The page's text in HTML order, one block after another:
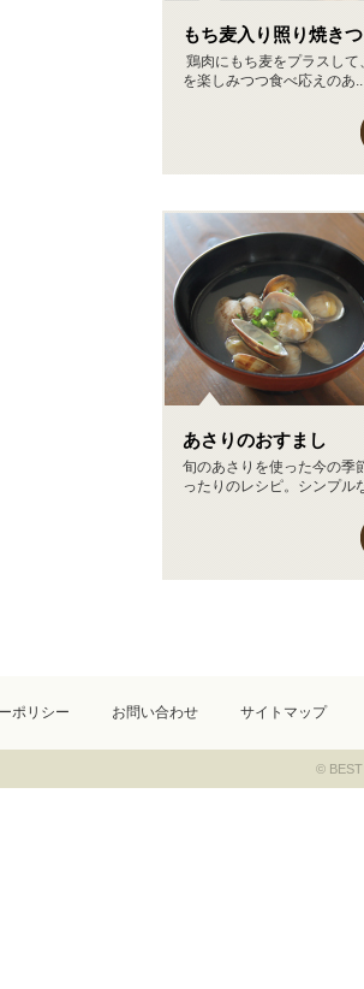
もち麦入り照り焼き
鶏肉にもち麦をプラスして
を楽しみつつ食べ応えのあ
あさりのおすまし
旬のあさりを使った今の季
ったりのレシピ。シンプル
ポリシー お問い合わせ サイトマップ
© BEST